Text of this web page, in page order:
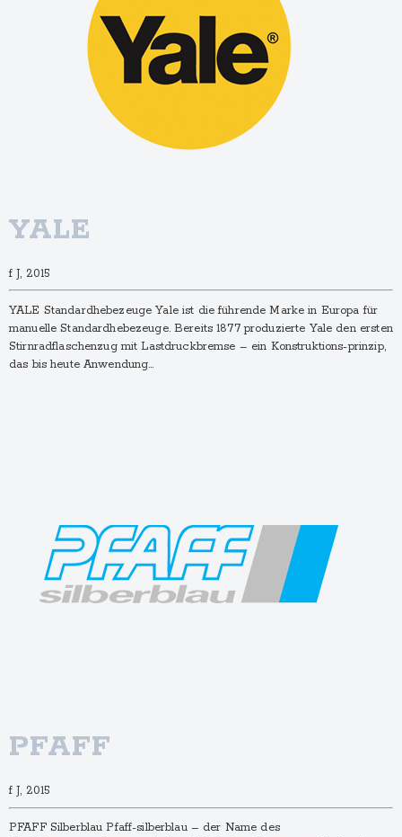
YALE
f J, 2015
YALE Standardhebezeuge Yale ist die führende Marke in Europa für
manuelle Standardhebezeuge. Bereits 1877 produzierte Yale den ersten
Stirnradflaschenzug mit Lastdruckbremse – ein Konstruktions-prinzip,
das bis heute Anwendung…
PFAFF
f J, 2015
PFAFF Silberblau Pfaff-silberblau – der Name des